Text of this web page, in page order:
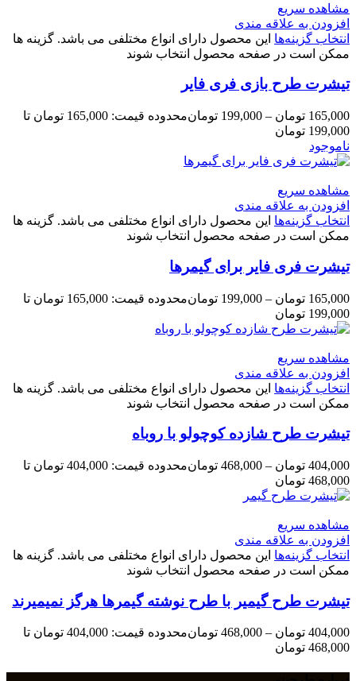
مشاهده سریع
افزودن به علاقه مندی
انتخاب گزینه‌ها این محصول دارای انواع مختلفی می باشد. گزینه ها
ممکن است در صفحه محصول انتخاب شوند
تیشرت طرح بازی فری فایر
165,000 تومان –
199,000 تومان
محدوده قیمت: 165,000 تومان تا
199,000 تومان
ناموجود
مشاهده سریع
افزودن به علاقه مندی
انتخاب گزینه‌ها این محصول دارای انواع مختلفی می باشد. گزینه ها
ممکن است در صفحه محصول انتخاب شوند
تیشرت فری فایر برای گیمرها
165,000 تومان –
199,000 تومان
محدوده قیمت: 165,000 تومان تا
199,000 تومان
مشاهده سریع
افزودن به علاقه مندی
انتخاب گزینه‌ها این محصول دارای انواع مختلفی می باشد. گزینه ها
ممکن است در صفحه محصول انتخاب شوند
تیشرت طرح شازده کوچولو با روباه
404,000 تومان –
468,000 تومان
محدوده قیمت: 404,000 تومان تا
468,000 تومان
مشاهده سریع
افزودن به علاقه مندی
انتخاب گزینه‌ها این محصول دارای انواع مختلفی می باشد. گزینه ها
ممکن است در صفحه محصول انتخاب شوند
تیشرت طرح گیمیر با طرح نوشته گیمرها هرگز نمیمیرند
404,000 تومان –
468,000 تومان
محدوده قیمت: 404,000 تومان تا
468,000 تومان